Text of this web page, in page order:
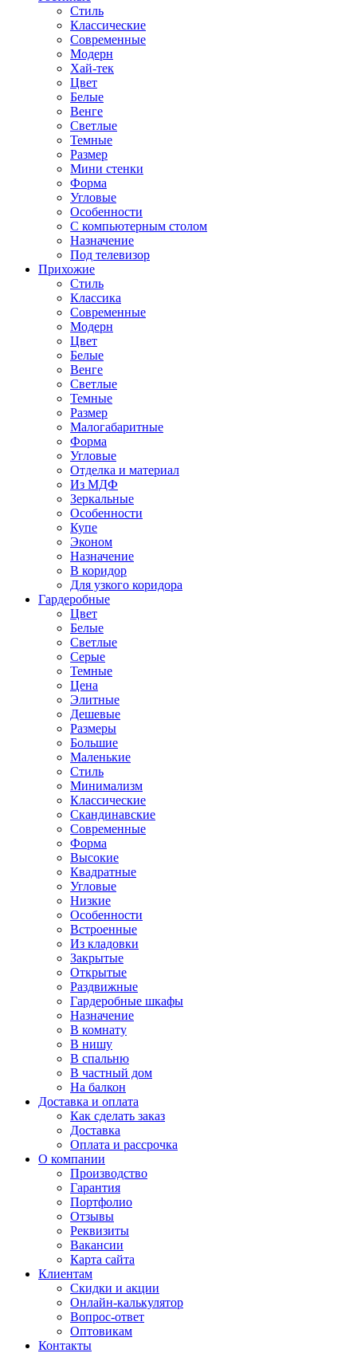
Стиль
Классические
Современные
Модерн
Хай-тек
Цвет
Белые
Венге
Светлые
Темные
Размер
Мини стенки
Форма
Угловые
Особенности
С компьютерным столом
Назначение
Под телевизор
Прихожие
Стиль
Классика
Современные
Модерн
Цвет
Белые
Венге
Светлые
Темные
Размер
Малогабаритные
Форма
Угловые
Отделка и материал
Из МДФ
Зеркальные
Особенности
Купе
Эконом
Назначение
В коридор
Для узкого коридора
Гардеробные
Цвет
Белые
Светлые
Серые
Темные
Цена
Элитные
Дешевые
Размеры
Большие
Маленькие
Стиль
Минимализм
Классические
Скандинавские
Современные
Форма
Высокие
Квадратные
Угловые
Низкие
Особенности
Встроенные
Из кладовки
Закрытые
Открытые
Раздвижные
Гардеробные шкафы
Назначение
В комнату
В нишу
В спальню
В частный дом
На балкон
Доставка и оплата
Как сделать заказ
Доставка
Оплата и рассрочка
О компании
Производство
Гарантия
Портфолио
Отзывы
Реквизиты
Вакансии
Карта сайта
Клиентам
Скидки и акции
Онлайн-калькулятор
Вопрос-ответ
Оптовикам
Контакты